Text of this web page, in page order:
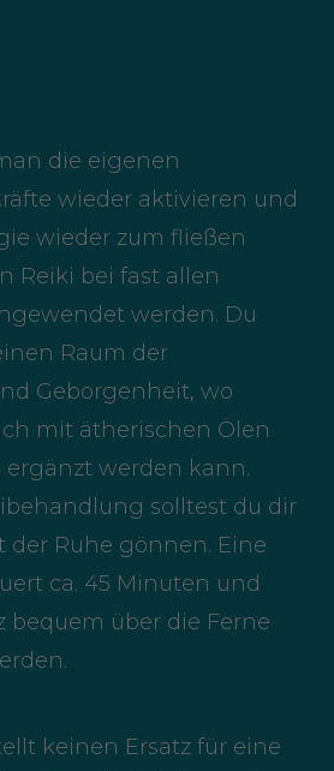
die eigenen
wieder aktivieren und
wieder zum fließen
Reiki bei fast allen
werden. Du
Raum der
Geborgenheit, wo
mit ätherischen Ölen
werden kann.
solltest du dir
der Ruhe gönnen. Eine
ca. 45 Minuten und
bequem über die Ferne
keinen Ersatz für eine